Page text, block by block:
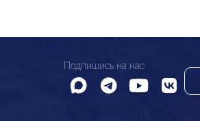
Подпишись на нас